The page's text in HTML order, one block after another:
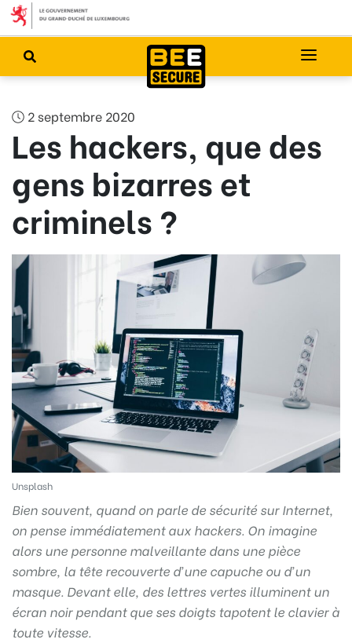
2 septembre 2020
Les hackers, que des
gens bizarres et
criminels ?
Unsplash
Bien souvent, quand on parle de sécurité sur Internet,
on pense immédiatement aux hackers. On imagine
alors une personne malveillante dans une pièce
sombre, la tête recouverte d’une capuche ou d’un
masque. Devant elle, des lettres vertes illuminent un
écran noir pendant que ses doigts tapotent le clavier à
toute vitesse.